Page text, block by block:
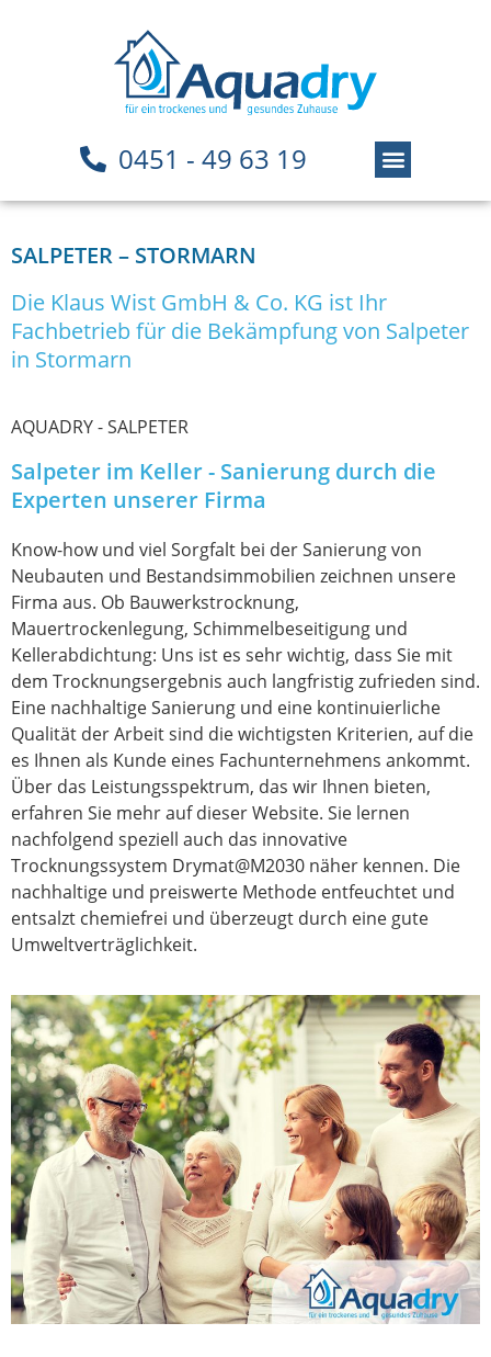
0451 - 49 63 19
SALPETER – STORMARN
Die Klaus Wist GmbH & Co. KG ist Ihr
Fachbetrieb für die Bekämpfung von Salpeter
in Stormarn
AQUADRY - SALPETER
Salpeter im Keller - Sanierung durch die
Experten unserer Firma
Know-how und viel Sorgfalt bei der Sanierung von
Neubauten und Bestandsimmobilien zeichnen unsere
Firma aus. Ob Bauwerkstrocknung,
Mauertrockenlegung, Schimmelbeseitigung und
Kellerabdichtung: Uns ist es sehr wichtig, dass Sie mit
dem Trocknungsergebnis auch langfristig zufrieden sind.
Eine nachhaltige Sanierung und eine kontinuierliche
Qualität der Arbeit sind die wichtigsten Kriterien, auf die
es Ihnen als Kunde eines Fachunternehmens ankommt.
Über das Leistungsspektrum, das wir Ihnen bieten,
erfahren Sie mehr auf dieser Website. Sie lernen
nachfolgend speziell auch das innovative
Trocknungssystem Drymat@M2030 näher kennen. Die
nachhaltige und preiswerte Methode entfeuchtet und
entsalzt chemiefrei und überzeugt durch eine gute
Umweltverträglichkeit.